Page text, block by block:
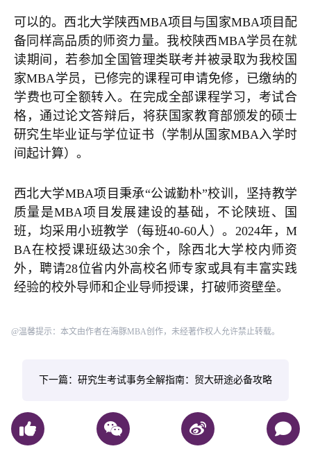
可以的。西北大学陕西MBA项目与国家MBA项目配
备同样高品质的师资力量。我校陕西MBA学员在就
读期间，若参加全国管理类联考并被录取为我校国
家MBA学员，已修完的课程可申请免修，已缴纳的
学费也可全额转入。在完成全部课程学习，考试合
格，通过论文答辩后，将获国家教育部颁发的硕士
研究生毕业证与学位证书（学制从国家MBA入学时
间起计算）。
西北大学MBA项目秉承“公诚勤朴”校训，坚持教学
质量是MBA项目发展建设的基础，不论陕班、国
班，均采用小班教学（每班40-60人）。2024年，M
BA在校授课班级达30余个，除西北大学校内师资
外，聘请28位省内外高校名师专家或具有丰富实践
经验的校外导师和企业导师授课，打破师资壁垒。
@温馨提示：本文由作者在海豚MBA创作，未经著作权人允许禁止转载。
下一篇：研究生考试事务全解指南：贸大研途必备攻略